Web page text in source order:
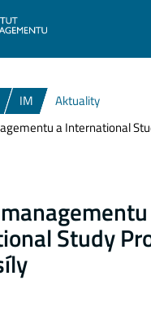
IM
Aktuality
a International
Study